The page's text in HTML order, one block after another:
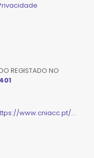
REGISTADO NO
www.cniacc.pt/...